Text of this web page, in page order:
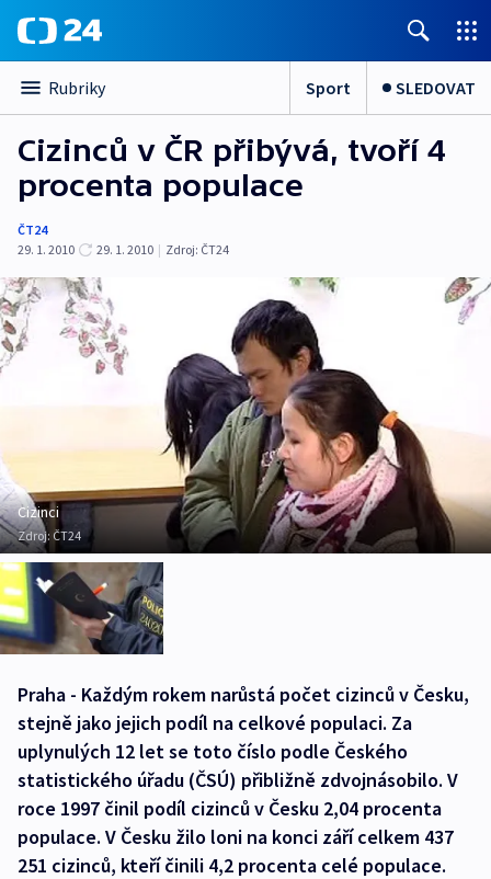
Rubriky Sport SLEDOVAT
Cizinců v ČR přibývá, tvoří 4
procenta populace
ČT24
29. 1. 2010
29. 1. 2010 | Zdroj: ČT24
Cizinci
Zdroj: ČT24
Praha - Každým rokem narůstá počet cizinců v Česku,
stejně jako jejich podíl na celkové populaci. Za
uplynulých 12 let se toto číslo podle Českého
statistického úřadu (ČSÚ) přibližně zdvojnásobilo. V
roce 1997 činil podíl cizinců v Česku 2,04 procenta
populace. V Česku žilo loni na konci září celkem 437
251 cizinců, kteří činili 4,2 procenta celé populace.